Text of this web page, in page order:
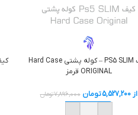
کیف PS5 SLIM – کوله پشتی Hard Case
ORIGINAL قرمز
از5,527,200تومان 7,896,000تومان